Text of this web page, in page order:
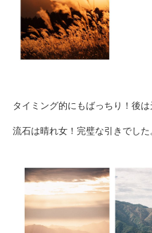
タイミング的にもばっちり！後
流石は晴れ女！完璧な引きでした